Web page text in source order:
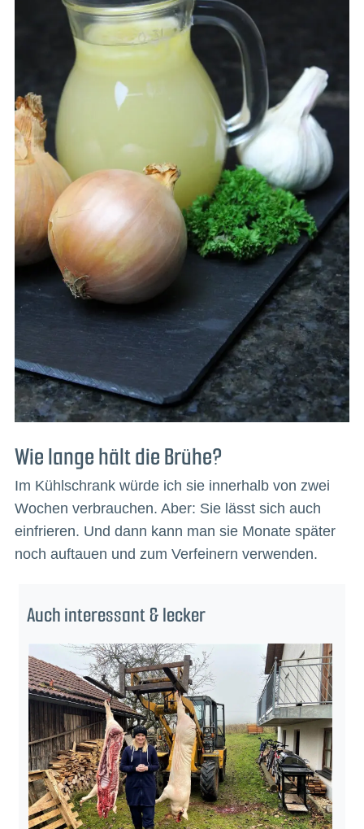
Wie lange hält die Brühe?
Im Kühlschrank würde ich sie innerhalb von zwei
Wochen verbrauchen. Aber: Sie lässt sich auch
einfrieren. Und dann kann man sie Monate später
noch auftauen und zum Verfeinern verwenden.
Auch interessant & lecker